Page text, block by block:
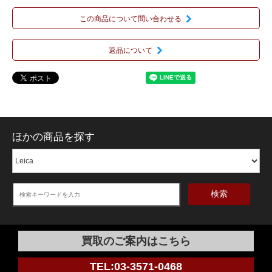
この商品について問い合わせる
返品について
ほかの商品を探す
検索
買取のご案内はこちら
TEL:03-3571-0468